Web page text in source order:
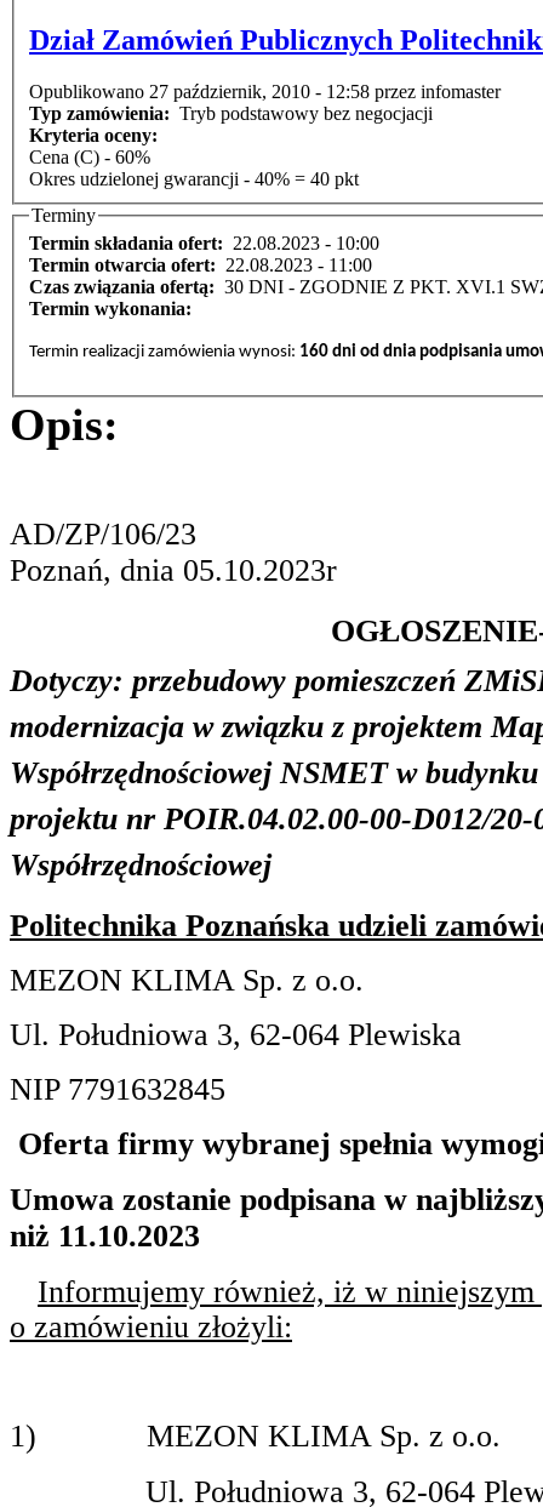
Dział Zamówień Publicznych
Opublikowano 27 październik, 2010 - 12:58 przez infomaster
Typ zamówienia: Tryb podstawowy bez negocjacji
Kryteria oceny:
Cena (C) - 60%
Okres udzielonej gwarancji - 40% = 40 pkt
Terminy
Termin składania ofert: 22.08.2023 - 10:00
Termin otwarcia ofert: 22.08.2023 - 11:00
Czas związania ofertą: 30 DNI - ZGODNIE Z PKT. XVI.1
Termin wykonania:
Termin realizacji zamówienia wynosi: 160 dni od dnia podpisania
Opis:
AD/ZP/106/23
Poznań, dnia 05.10.2023r
Dotyczy: przebudowy pomieszczeń
modernizacja w związku z projektem
Współrzędnościowej NSMET w
projektu nr POIR.04.02.00-00-D012/
Współrzędnościowej
Politechnika Poznańska udzieli
MEZON KLIMA Sp. z o.o.
Ul. Południowa 3, 62-064 Plewiska
NIP 7791632845
Oferta firmy wybranej spełnia
Umowa zostanie podpisana w
niż 11.10.2023
Informujemy również, iż w niniejszym
o zamówieniu złożyli:
1)
MEZON KLIMA Sp. z o.o.
Ul. Południowa 3, 62-064